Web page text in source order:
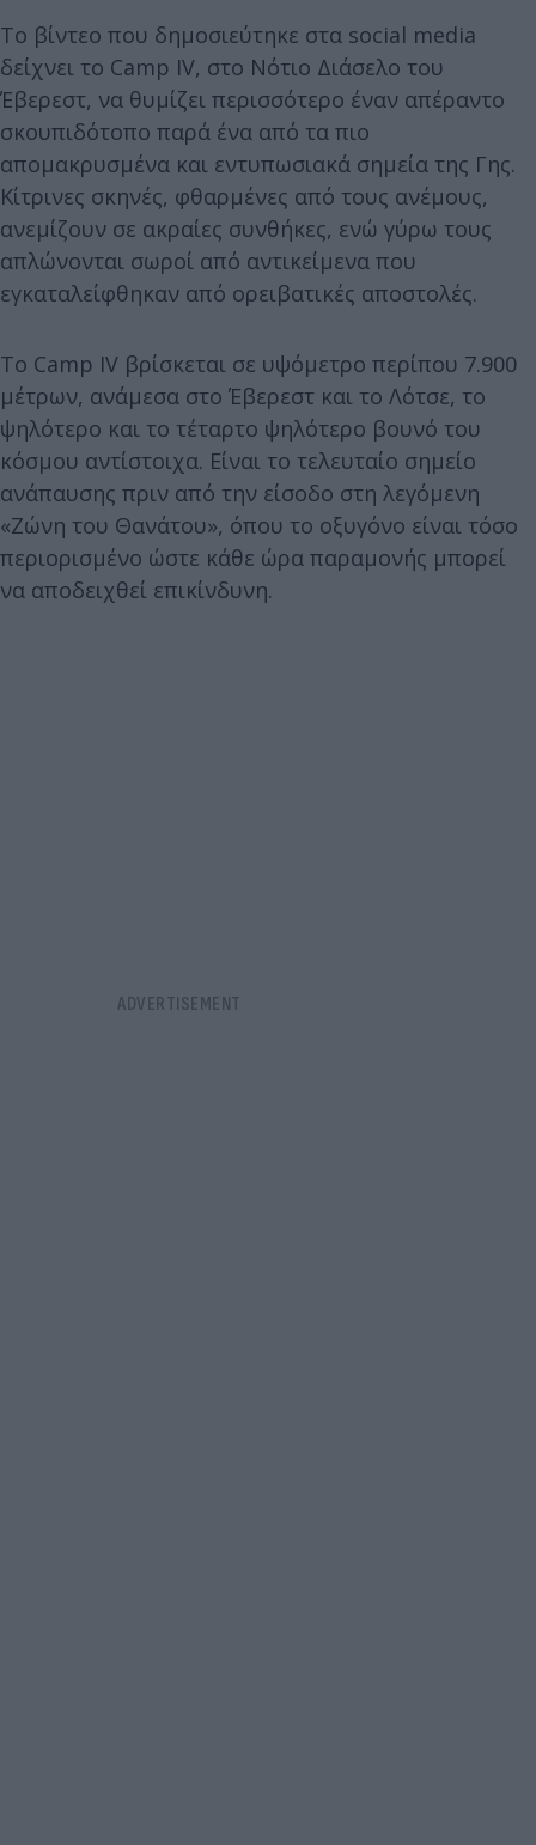
Το βίντεο που δημοσιεύτηκε στα social media
δείχνει το Camp IV, στο Νότιο Διάσελο του
Έβερεστ, να θυμίζει περισσότερο έναν απέραντο
σκουπιδότοπο παρά ένα από τα πιο
απομακρυσμένα και εντυπωσιακά σημεία της Γης.
Κίτρινες σκηνές, φθαρμένες από τους ανέμους,
ανεμίζουν σε ακραίες συνθήκες, ενώ γύρω τους
απλώνονται σωροί από αντικείμενα που
εγκαταλείφθηκαν από ορειβατικές αποστολές.
Το Camp IV βρίσκεται σε υψόμετρο περίπου 7.900
μέτρων, ανάμεσα στο Έβερεστ και το Λότσε, το
ψηλότερο και το τέταρτο ψηλότερο βουνό του
κόσμου αντίστοιχα. Είναι το τελευταίο σημείο
ανάπαυσης πριν από την είσοδο στη λεγόμενη
«Ζώνη του Θανάτου», όπου το οξυγόνο είναι τόσο
περιορισμένο ώστε κάθε ώρα παραμονής μπορεί
να αποδειχθεί επικίνδυνη.